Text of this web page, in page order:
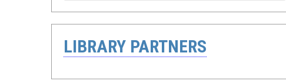
LIBRARY PARTNERS